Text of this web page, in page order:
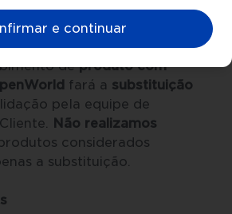
será necessáriorealizar
o produto correto.
deproduto com
fará a substituição
pela equipe de
Não realizamos
considerados
a substituição.
e continuar